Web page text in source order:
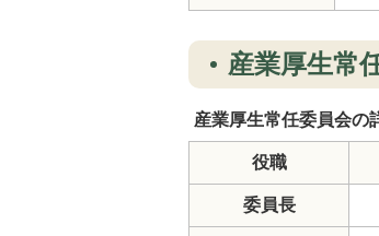
産業厚生常
産業厚生常任委員会の
役職
委員長